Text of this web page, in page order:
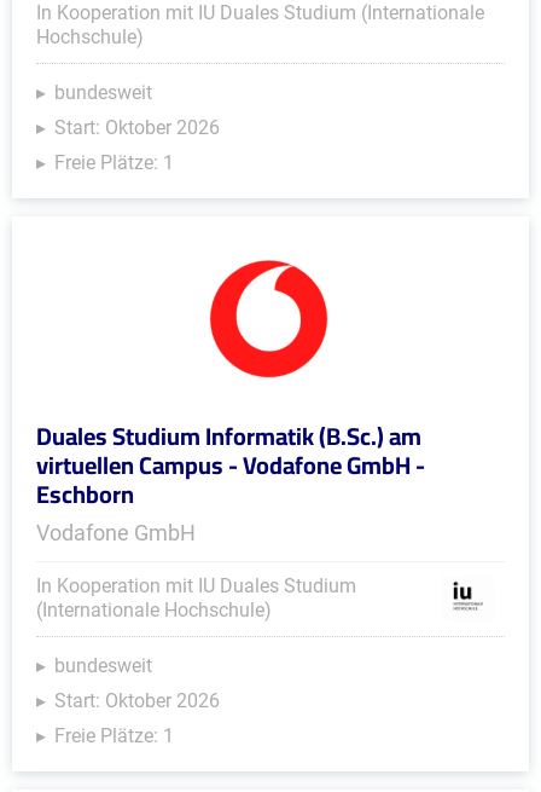
In Kooperation mit IU Duales Studium (Internationale
Hochschule)
bundesweit
Start: Oktober 2026
Freie Plätze: 1
Duales Studium Informatik (B.Sc.) am
virtuellen Campus - Vodafone GmbH -
Eschborn
Vodafone GmbH
In Kooperation mit IU Duales Studium
(Internationale Hochschule)
bundesweit
Start: Oktober 2026
Freie Plätze: 1